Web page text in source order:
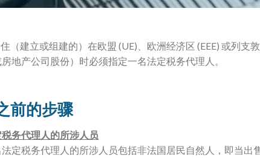
（建立或组建的）在欧盟 (UE)、欧洲经济区 (EEE) 或列支
地产公司股份）时必须指定一名法定税务代理人。
前的步骤
务代理人的所涉人员
定税务代理人的所涉人员包括非法国居民自然人，即当出